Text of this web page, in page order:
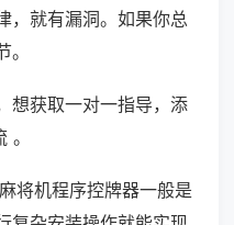
，就有漏洞。如果你总
想获取一对一指导，添
将机程序控牌器一般是